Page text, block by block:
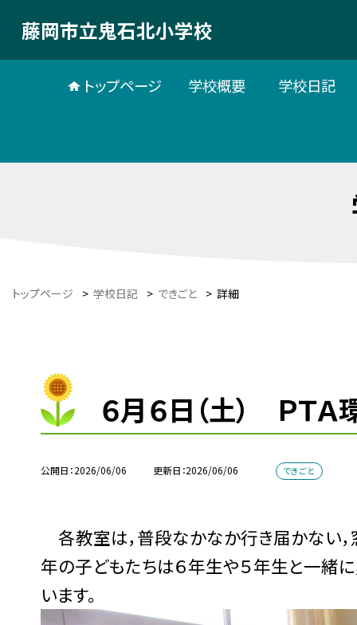
藤岡市立鬼石北小学校
トップページ 学校概要 学校日記
トップページ > 学校日記 > できごと > 詳細
６月６日（土） ＰＴ
公開日 2026/06/06 更新日 2026/06/06 できごと
各教室は，普段なかなか行き届かない
年の子どもたちは６年生や５年生と一緒
います。